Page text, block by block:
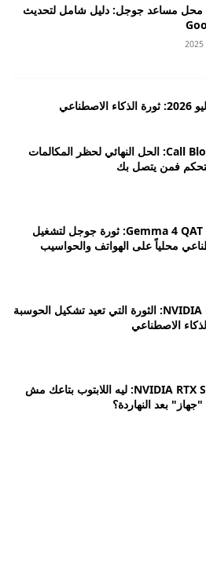
محل مساعد جوجل: دليل شامل لتحديث
تطبيق Call Blocker: الحل النهائي لحظر المكالمات
فمن يتصل بك
تطوير نماذج Gemma 4 QAT: ثورة جوجل لتشغيل
محلياً على الهواتف والحواسيب
NVIDIA RTX Spark: الثورة التي تعيد تشكيل الحوسبة
الاصطناعي
زلزال NVIDIA RTX Spark: ليه اللابتوب بتاعك مش
بعد النهاردة؟